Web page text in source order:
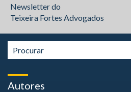
Newsletter do
Teixeira Fortes Advogados
Autores